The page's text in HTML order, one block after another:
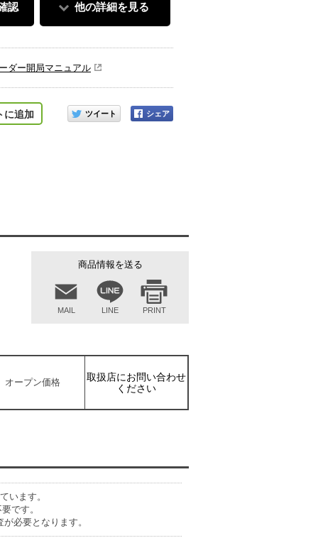
認 他の詳細を見る
ダー開局マニュアル
に追加
このアイテムをシェアする
商品情報を送る
MAIL LINE PRINT
オープン価格
取扱店にお問い合わせ
ください
います。
です。
必要となります。